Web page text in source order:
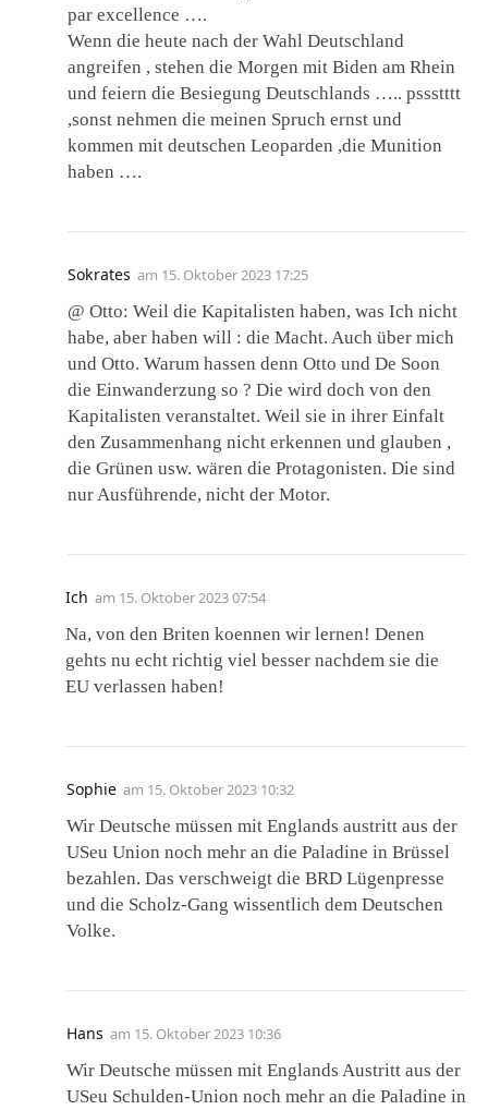
par ex­cel­lence ….
Wenn die heute nach der Wahl Deutschland
angreifen , stehen die Morgen mit Biden am Rhein
und feiern die Besiegung Deutschlands ….. pssstttt
,sonst nehmen die meinen Spruch ernst und
kommen mit deutschen Leoparden ,die Munition
haben ….
Sokrates am 15. Oktober 2023 17:25
@ Otto: Weil die Kapitalisten haben, was Ich nicht
habe, aber haben will : die Macht. Auch über mich
und Otto. Warum hassen denn Otto und De Soon
die Einwanderzung so ? Die wird doch von den
Kapitalisten veranstaltet. Weil sie in ihrer Einfalt
den Zusammenhang nicht erkennen und glauben ,
die Grünen usw. wären die Protagonisten. Die sind
nur Ausführende, nicht der Motor.
Ich am 15. Oktober 2023 07:54
Na, von den Briten koennen wir lernen! Denen
gehts nu echt richtig viel besser nachdem sie die
EU verlassen haben!
Sophie am 15. Oktober 2023 10:32
Wir Deutsche müssen mit Englands austritt aus der
USeu Union noch mehr an die Paladine in Brüssel
bezahlen. Das verschweigt die BRD Lügenpresse
und die Scholz-Gang wissentlich dem Deutschen
Volke.
Hans am 15. Oktober 2023 10:36
Wir Deutsche müssen mit Englands Austritt aus der
USeu Schulden-Union noch mehr an die Paladine in